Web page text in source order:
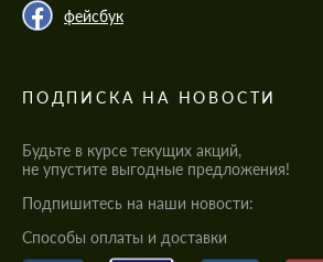
фейсбук
ПОДПИСКА НА НОВОСТИ
Будьте в курсе текущих акций,
не упустите выгодные предложения!
Подпишитесь на наши новости:
Cпособы оплаты и доставки